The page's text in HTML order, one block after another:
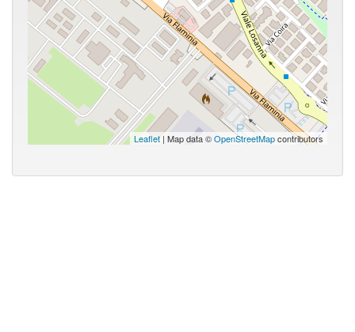
Leaflet | Map data ©OpenStreetMapcontributors